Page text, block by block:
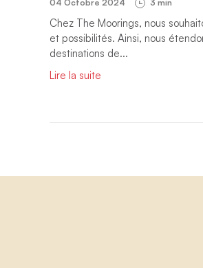
04 Octobre 2024 3 min
Chez The Moorings, nous
et possibilités. Ainsi, nous
destinations de...
Lire la suite